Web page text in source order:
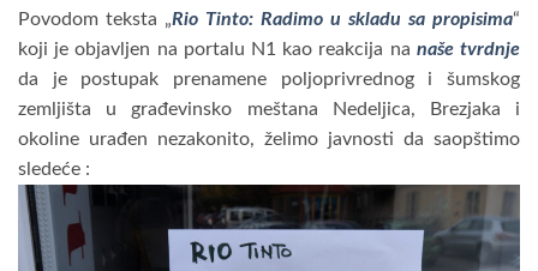
Povodom teksta „Rio Tinto: Radimo u skladu sa propisima“
koji je objavljen na portalu N1 kao reakcija na naše tvrdnje
da je postupak prenamene poljoprivrednog i šumskog
zemljišta u građevinsko meštana Nedeljica, Brezjaka i
okoline urađen nezakonito, želimo javnosti da saopštimo
sledeće :